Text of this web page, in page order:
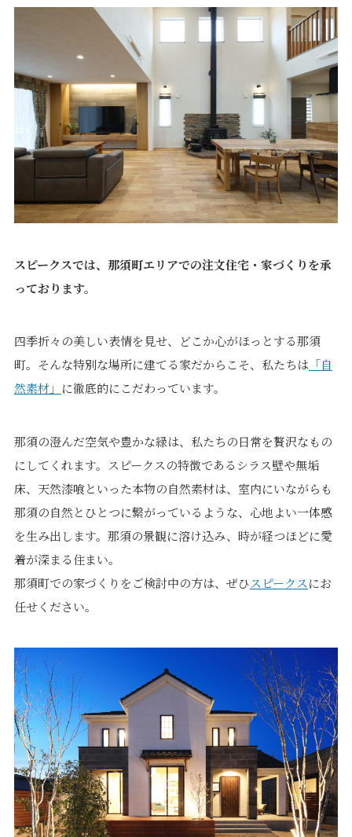
スピークスでは、那須町エリアでの注文住宅・家づくりを承
っております。
四季折々の美しい表情を見せ、どこか心がほっとする那須
町。そんな特別な場所に建てる家だからこそ、私たちは「自
然素材」 に徹底的にこだわっています。
那須の澄んだ空気や豊かな緑は、私たちの日常を贅沢なもの
にしてくれます。スピークスの特徴であるシラス壁や無垢
床、天然漆喰といった本物の自然素材は、室内にいながらも
那須の自然とひとつに繋がっているような、心地よい一体感
を生み出します。那須の景観に溶け込み、時が経つほどに愛
着が深まる住まい。
那須町での家づくりをご検討中の方は、ぜひスピークスにお
任せください。